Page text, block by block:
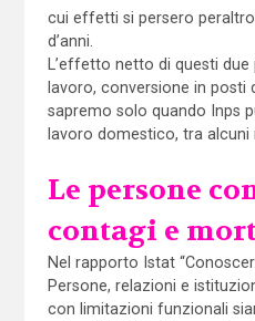
cui effetti si persero
d’anni.
L’effetto netto di questi
lavoro, conversione in posti
sapremo solo quando Inps
lavoro domestico, tra alcuni
Le persone
contagi e
Nel rapporto Istat
Persone, relazioni e
con limitazioni funzionali